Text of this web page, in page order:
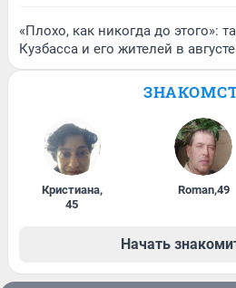
«Плохо, как никогда до этого»:
Кузбасса и его жителей в августе
Кристиана,
45
Roman,49
Начать